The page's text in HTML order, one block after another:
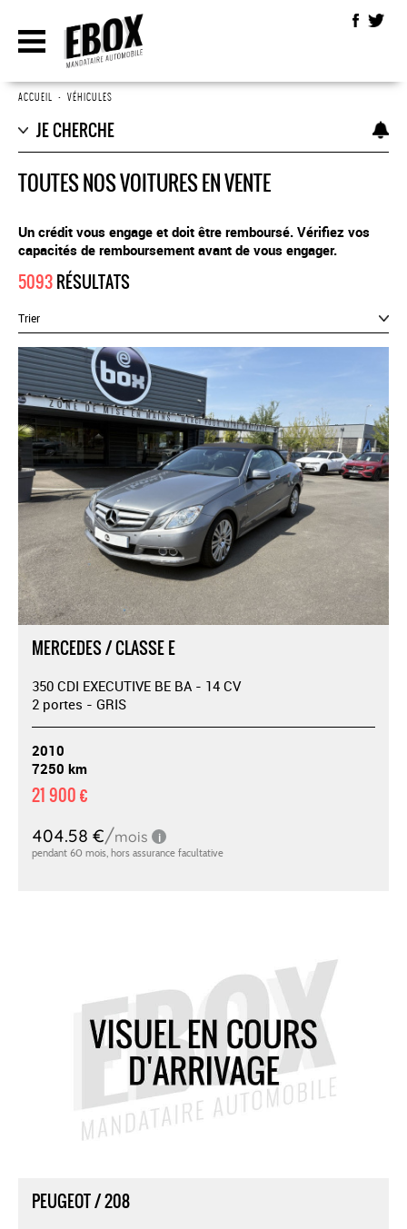
ACCUEIL • VÉHICULES
JE CHERCHE
TOUTES NOS VOITURES EN VENTE
Un crédit vous engage et doit être remboursé. Vérifiez vos
capacités de remboursement avant de vous engager.
5093RÉSULTATS
Trier
MERCEDES / CLASSE E
350 CDI EXECUTIVE BE BA - 14 CV
2 portes - GRIS
2010
7250 km
21 900 €
PEUGEOT / 208